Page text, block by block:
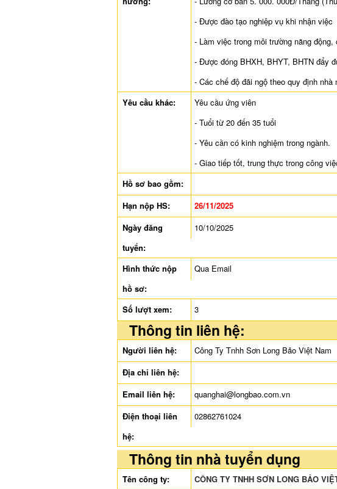
- Được đào tạo nghiệp vụ khi nhận việc
- Làm việc trong môi trường năng
- Được đóng BHXH, BHYT, BHTN đẩy
- Các chế độ đãi ngộ theo quy định nhà
Yêu cầu khác:
Yêu cầu ứng viên
- Tuổi từ 20 đến 35 tuổi
- Yêu cần có kinh nghiệm trong ngành.
- Giao tiếp tốt, trung thực trong công
Hồ sơ bao gồm:
Hạn nộp HS:
26/11/2025
Ngày đăng
tuyển:
10/10/2025
Hình thức nộp
hồ sơ:
Qua Email
Số lượt xem: 3
Thông tin liên hệ:
Người liên hệ:
Công Ty Tnhh Sơn Long Bảo Việt Nam
Địa chỉ liên hệ:
Email liên hệ:
quanghai@longbao.com.vn
Điện thoại liên
hệ:
02862761024
Thông tin nhà tuyển dụng
Tên công ty:
CÔNG TY TNHH SƠN LONG BẢO